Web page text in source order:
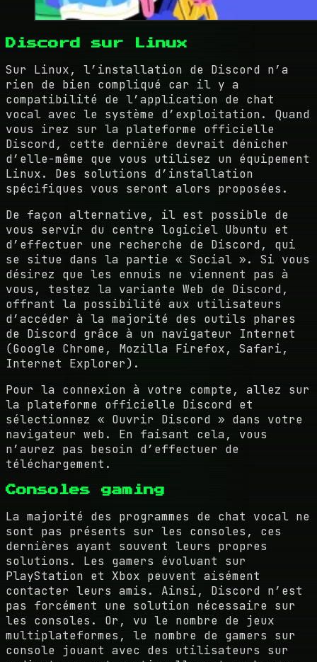
Discord sur Linux
Sur Linux, l’installation de Discord n’a
rien de bien compliqué car il y a
compatibilité de l’application de chat
vocal avec le système d’exploitation. Quand
vous irez sur la plateforme officielle
Discord, cette dernière devrait dénicher
d’elle-même que vous utilisez un équipement
Linux. Des solutions d’installation
spécifiques vous seront alors proposées.
De façon alternative, il est possible de
vous servir du centre logiciel Ubuntu et
d’effectuer une recherche de Discord, qui
se situe dans la partie « Social ». Si vous
désirez que les ennuis ne viennent pas à
vous, testez la variante Web de Discord,
offrant la possibilité aux utilisateurs
d’accéder à la majorité des outils phares
de Discord grâce à un navigateur Internet
(Google Chrome, Mozilla Firefox, Safari,
Internet Explorer).
Pour la connexion à votre compte, allez sur
la plateforme officielle Discord et
sélectionnez « Ouvrir Discord » dans votre
navigateur web. En faisant cela, vous
n’aurez pas besoin d’effectuer de
téléchargement.
Consoles gaming
La majorité des programmes de chat vocal ne
sont pas présents sur les consoles, ces
dernières ayant souvent leurs propres
solutions. Les gamers évoluant sur
PlayStation et Xbox peuvent aisément
contacter leurs amis. Ainsi, Discord n’est
pas forcément une solution nécessaire sur
les consoles. Or, vu le nombre de jeux
multiplateformes, le nombre de gamers sur
console jouant avec des utilisateurs sur